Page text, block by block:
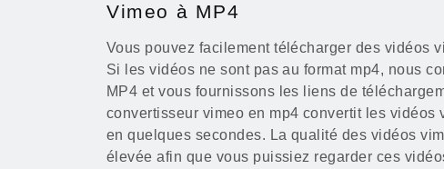
Vimeo à MP4
Vous pouvez facilement télécharger des vidéos
Si les vidéos ne sont pas au format mp4, nous
MP4 et vous fournissons les liens de
convertisseur vimeo en mp4 convertit les vidéos
en quelques secondes. La qualité des vidéos
élevée afin que vous puissiez regarder ces